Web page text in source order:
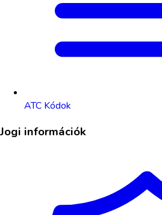
ATC Kódok
Jogi információk